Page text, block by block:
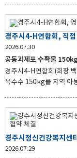
를 거쳐 창의성과 적극성
최종 7건을 선정했다. 팀 부문 대상에는 도시공원과 김연수 팀장과 김민호‧
조진훈 주무관이 선정됐
여하고, 시민들에게 쾌적한
문 대상은 경주시 맞춤형
경주시4-H연합회, 직
2026.07.30
공동과제포 수확물
경주시4-H연합회(회장
옥수수 150kg를 지역 아
농철에도 재배와 관리에 힘을
4-H회원들의 영농기술
습 공간으로 운영되고 있다. 회원들은 ‘좋은 것을 더욱 좋게, 실천으
자’는 4-H 정신을 바탕으
2026.07.29